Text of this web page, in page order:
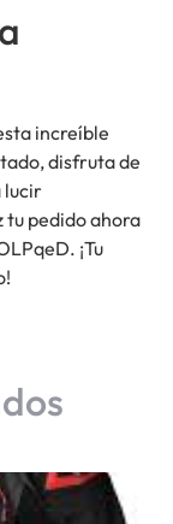
increíble
disfruta de
lucir
tu pedido ahora
¡Tu